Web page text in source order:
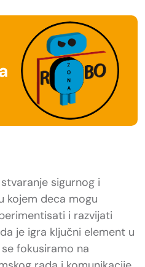
sigurnog i
kojem deca mogu
i razvijati
je igra ključni element u
fokusiramo na